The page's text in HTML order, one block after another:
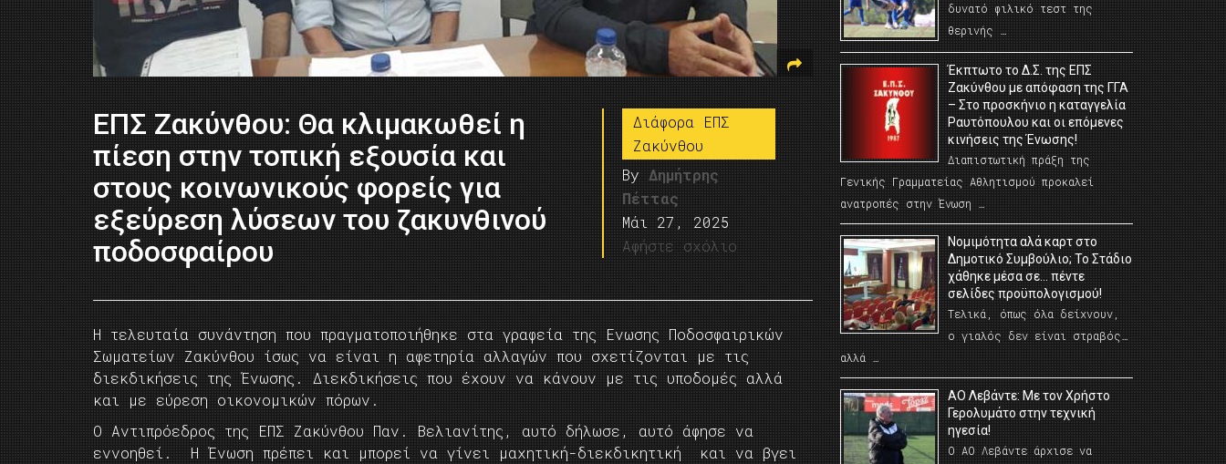
ΕΠΣ Ζακύνθου: Θα κλιμακωθεί η
πίεση στην τοπική εξουσία και
στους κοινωνικούς φορείς για
εξεύρεση λύσεων του ζακυνθινού
ποδοσφαίρου
Διάφορα ΕΠΣ
Ζακύνθου
By Δημήτρης
Πέττας
Μάι 27, 2025
Αφήστε σχόλιο
Η τελευταία συνάντηση που πραγματοποιήθηκε στα γραφεία της Ενωσης Ποδοσφαιρικών
Σωματείων Ζακύνθου ίσως να είναι η αφετηρία αλλαγών που σχετίζονται με τις
διεκδικήσεις της Ένωσης. Διεκδικήσεις που έχουν να κάνουν με τις υποδομές αλλά
και με εύρεση οικονομικών πόρων.
Ο Αντιπρόεδρος της ΕΠΣ Ζακύνθου Παν. Βελιανίτης, αυτό δήλωσε, αυτό άφησε να
εννοηθεί. Η Ένωση πρέπει και μπορεί να γίνει μαχητική-διεκδικητική και να βγει
δυνατό φιλικό τεστ της
θερινής …
Έκπτωτο το Δ.Σ. της ΕΠΣ
Ζακύνθου με απόφαση της ΓΓΑ
– Στο προσκήνιο η καταγγελία
Ραυτόπουλου και οι επόμενες
κινήσεις της Ένωσης!
Διαπιστωτική πράξη της
Γενικής Γραμματείας Αθλητισμού προκαλεί
ανατροπές στην Ένωση …
Νομιμότητα αλά καρτ στο
Δημοτικό Συμβούλιο; Το Στάδιο
χάθηκε μέσα σε… πέντε
σελίδες προϋπολογισμού!
Τελικά, όπως όλα δείχνουν,
ο γιαλός δεν είναι στραβός…
αλλά …
ΑΟ Λεβάντε: Με τον Χρήστο
Γερολυμάτο στην τεχνική
ηγεσία!
Ο ΑΟ Λεβάντε άρχισε να